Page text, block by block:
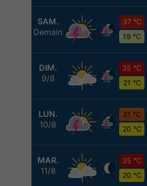
SAM.
Demain
37 °C
19 °C
DIM.
9/8
35 °C
21 °C
LUN.
10/8
31 °C
20 °C
MAR.
11/8
35 °C
20 °C